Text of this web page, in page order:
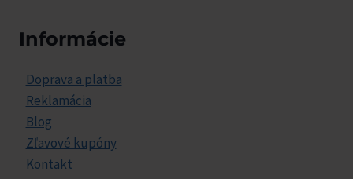
Informácie
Doprava a platba
Reklamácia
Blog
Zľavové kupóny
Kontakt